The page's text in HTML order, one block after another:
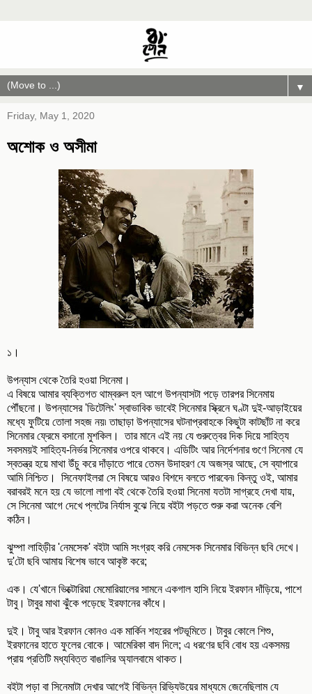
▼
Friday, May 1, 2020
অশোক ও অসীমা
১।
উপন্যাস থেকে তৈরি হওয়া সিনেমা।
এ বিষয়ে আমার ব্যক্তিগত থাম্বরুল হল আগে উপন্যাসটা পড়ে তারপর সিনেমায়
পৌঁছনো। উপন্যাসের 'ডিটেলিং' স্বাভাবিক ভাবেই সিনেমার স্ক্রিনে ঘণ্টা দুই-আড়াইয়ের
মধ্যে ফুটিয়ে তোলা সহজ নয়৷ তাছাড়া উপন্যাসের ঘটনাপ্রবাহকে কিছুটা কাটছাঁট না করে
সিনেমার ফ্রেমে বসানো মুশকিল। তার মানে এই নয় যে গুরুত্বের দিক দিয়ে সাহিত্য
সবসময়ই সাহিত্য-নির্ভর সিনেমার ওপরে থাকবে। এডিটিং আর নির্দেশনার গুণে সিনেমা যে
স্বতন্ত্র হয়ে মাথা উঁচু করে দাঁড়াতে পারে তেমন উদাহরণ যে অজস্র আছে, সে ব্যাপারে
আমি নিশ্চিত। সিনেফাইলরা সে বিষয়ে আরও বিশদে বলতে পারবেন৷ কিন্তু ওই, আমার
বরাবরই মনে হয় যে ভালো লাগা বই থেকে তৈরি হওয়া সিনেমা যতটা সাগ্রহে দেখা যায়,
সে সিনেমা আগে দেখে প্লটের নির্যাস বুঝে নিয়ে বইটা পড়তে শুরু করা অনেক বেশি
কঠিন।
ঝুম্পা লাহিড়ীর 'নেমসেক' বইটা আমি সংগ্রহ করি নেমসেক সিনেমার বিভিন্ন ছবি দেখে।
দু'টো ছবি আমায় বিশেষ ভাবে আকৃষ্ট করে;
এক। যে'খানে ভিক্টোরিয়া মেমোরিয়ালের সামনে একগাল হাসি নিয়ে ইরফান দাঁড়িয়ে, পাশে
টাবু। টাবুর মাথা ঝুঁকে পড়েছে ইরফানের কাঁধে।
দুই। টাবু আর ইরফান কোনও এক মার্কিন শহরের পটভূমিতে। টাবুর কোলে শিশু,
ইরফানের হাতে ফুলের বোকে। আমেরিকা বাদ দিলে; এ ধরণের ছবি বোধ হয় একসময়
প্রায় প্রতিটি মধ্যবিত্ত বাঙালির অ্যালবামে থাকত।
বইটা পড়া বা সিনেমাটা দেখার আগেই বিভিন্ন রিভ্যিউয়ের মাধ্যমে জেনেছিলাম যে